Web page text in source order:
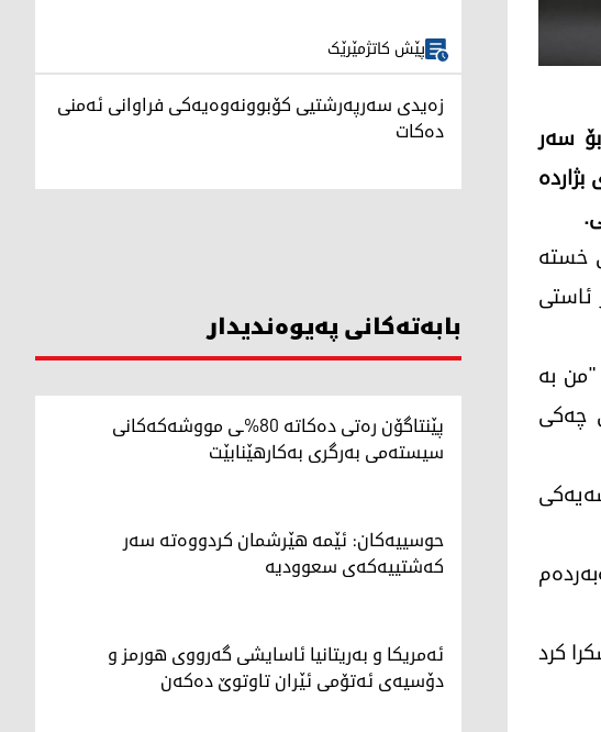
سەر
خستە
بە
چەکی
کرد
پێش کاتژمێرێک
زەیدی سەرپەرشتیی کۆبوونەوەیەکی فراوانی ئەمنی
دەکات
بابەتەکانی پەیوەندیدار
پێنتاگۆن رەتی دەکاتە 80%ـی مووشەکەکانی
سیستەمی بەرگری بەکارهێنابێت
حوسییەکان: ئێمە هێرشمان کردووەتە سەر
کەشتییەکەی سعوودیە
ئەمریکا و بەریتانیا ئاسایشی گەرووی هورمز و
دۆسیەی ئەتۆمی ئێران تاوتوێ دەکەن